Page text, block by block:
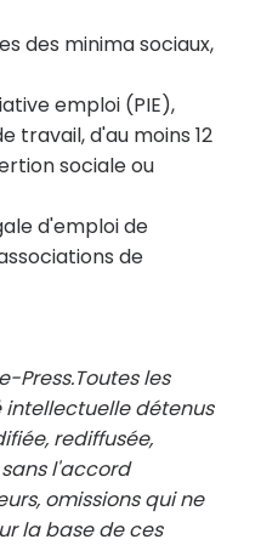
des minima sociaux,
emploi (PIE),
travail, d'au moins 12
sociale ou
d'emploi de
de
Press.Toutes les
détenus
rediffusée,
l'accord
omissions qui ne
la base de ces